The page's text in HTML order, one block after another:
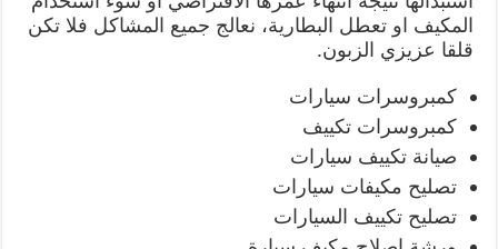
المكيف او تعطل البطارية، نعالج جميع المشاكل فلا تكن
قلقا عزيزي الزبون.
كمبروسرات سيارات
كمبروسرات تكييف
صيانة تكييف سيارات
تصليح مكيفات سيارات
تصليح تكييف السيارات